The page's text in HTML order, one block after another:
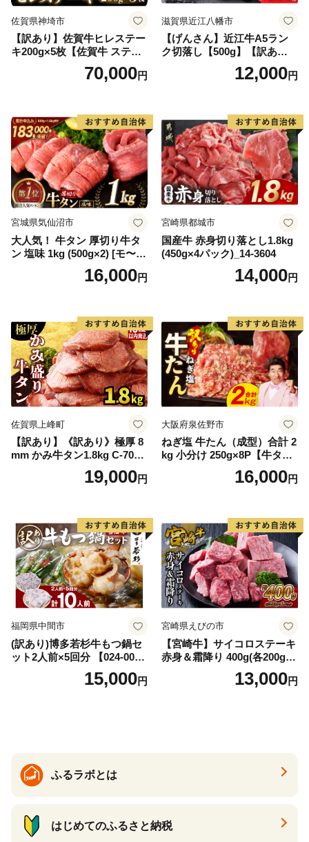
佐賀県神埼市
【訳あり】佐賀牛ヒレステー
キ200g×5枚【佐賀牛 ステー
キ ブランド肉 ヒレ肉 フィレ
肉 ジューシー ヘルシー】(H0
70,000円
滋賀県近江八幡市
【げんさん】近江牛A5ラン
ク切落し【500g】【訳あり】
12,000円
宮城県気仙沼市
大人気！ 牛タン 厚切り牛タ
ン 塩味 1kg (500g×2) [モ〜ラ
ンド 宮城県 気仙沼市 205646
60] 肉 牛肉 精肉 牛たん 牛タ
厚切り タン
16,000円
宮崎県都城市
国産牛 赤身切り落とし1.8kg
(450g×4パック)_14-3604
14,000円
佐賀県上峰町
【訳あり】《訳あり》極厚 8
mm かみ牛タン1.8kg C-709-
19,000円
大阪府泉佐野市
ねぎ塩 牛たん（成型）合計 2
kg 小分け 250g×8P【牛タン
牛肉 焼肉用 薄切り 訳あり サ
16,000円
福岡県中間市
(訳あり)博多若杉牛もつ鍋セ
ット2人前×5回分 【024-002
15,000円
宮崎県えびの市
【宮崎牛】サイコロステーキ
赤身＆霜降り 400g(各200g×
１P 計2P) 真空パック 冷凍
13,000円
ふるラボとは
はじめてのふるさと納税